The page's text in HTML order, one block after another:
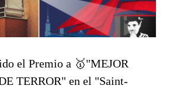
el Premio a 🥇"MEJOR
TERROR" en el "Saint-